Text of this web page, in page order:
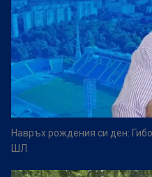
Навръх рождения си ден:
ШЛ